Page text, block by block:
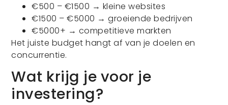
€500 – €1500 → kleine websites
€1500 – €5000 → groeiende bedrijven
€5000+ → competitieve markten
Het juiste budget hangt af van je doelen en
concurrentie.
Wat krijg je voor je
investering?